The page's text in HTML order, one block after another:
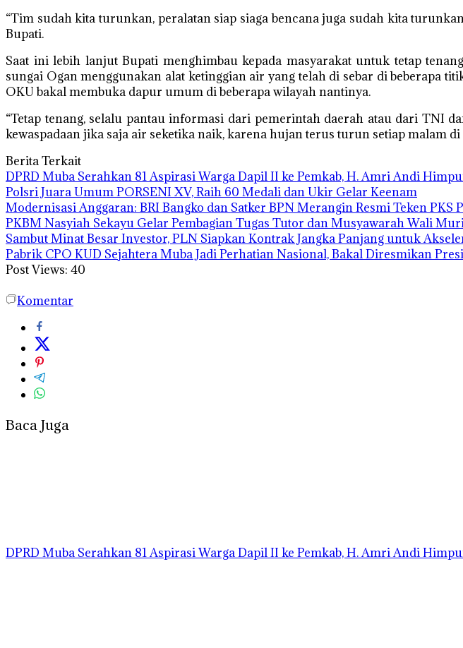
“Tim sudah kita turunkan, peralatan siap siaga bencana juga sudah kita
Bupati.
Saat ini lebih lanjut Bupati menghimbau kepada masyarakat untuk tetap
sungai Ogan menggunakan alat ketinggian air yang telah di sebar di beberapa
OKU bakal membuka dapur umum di beberapa wilayah nantinya.
“Tetap tenang, selalu pantau informasi dari pemerintah daerah atau dari TNI
kewaspadaan jika saja air seketika naik, karena hujan terus turun setiap malam di
Berita Terkait
DPRD Muba Serahkan 81 Aspirasi Warga Dapil II ke Pemkab, H. Amri Andi
Polsri Juara Umum PORSENI XV, Raih 60 Medali dan Ukir Gelar Keenam
Modernisasi Anggaran: BRI Bangko dan Satker BPN Merangin Resmi Teken PKS
PKBM Nasyiah Sekayu Gelar Pembagian Tugas Tutor dan Musyawarah Wali
Sambut Minat Besar Investor, PLN Siapkan Kontrak Jangka Panjang untuk
Pabrik CPO KUD Sejahtera Muba Jadi Perhatian Nasional, Bakal Diresmikan
Post Views: 40
Komentar
Baca Juga
DPRD Muba Serahkan 81 Aspirasi Warga Dapil II ke Pemkab, H. Amri Andi